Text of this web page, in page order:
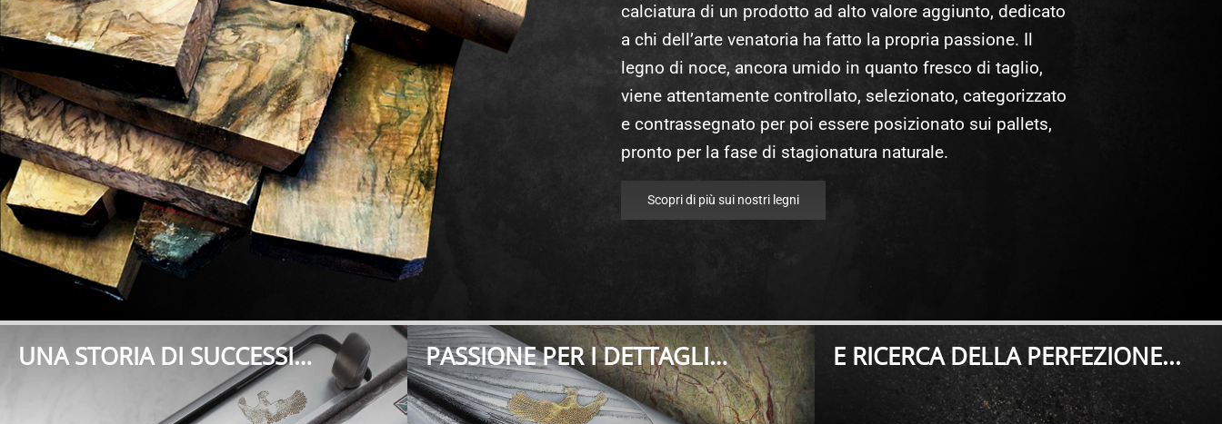
calciatura di un prodotto ad alto valore aggiunto, dedicato
a chi dell’arte venatoria ha fatto la propria passione. Il
legno di noce, ancora umido in quanto fresco di taglio,
viene attentamente controllato, selezionato, categorizzato
e contrassegnato per poi essere posizionato sui pallets,
pronto per la fase di stagionatura naturale.
Scopri di più sui nostri legni
UNA STORIA DI SUCCESSI… PASSIONE PER I DETTAGLI… E RICERCA DELLA PERFEZIONE...